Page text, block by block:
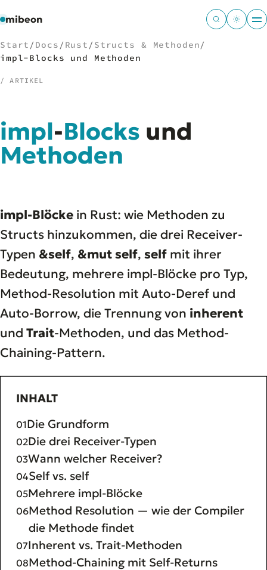
mibeon
01Start
02 MB
03 Projekte
06Tools
Welten
Start / Docs / Rust / Structs & Methoden/
impl-Blocks und Methoden
/ ARTIKEL
impl-Blocks und
Methoden
impl-Blöcke in Rust: wie Methoden zu
Structs hinzukommen, die drei Receiver-
Typen &self, &mut self, self mit ihrer
Bedeutung, mehrere impl-Blöcke pro Typ,
Method-Resolution mit Auto-Deref und
Auto-Borrow, die Trennung von inherent
und Trait-Methoden, und das Method-
Chaining-Pattern.
INHALT
Die Grundform
Die drei Receiver-Typen
Wann welcher Receiver?
Self vs. self
Mehrere impl-Blöcke
Method Resolution — wie der Compiler
die Methode findet
Inherent vs. Trait-Methoden
Method-Chaining mit Self-Returns